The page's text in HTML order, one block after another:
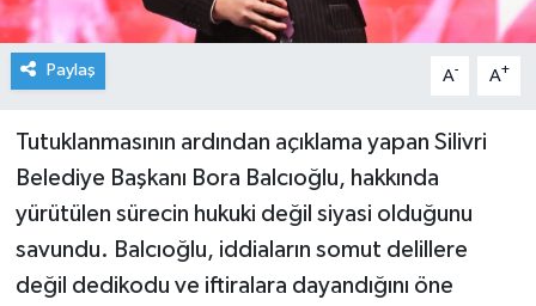
Paylaş A- A+
Tutuklanmasının ardından açıklama yapan Silivri
Belediye Başkanı Bora Balcıoğlu, hakkında
yürütülen sürecin hukuki değil siyasi olduğunu
savundu. Balcıoğlu, iddiaların somut delillere
değil dedikodu ve iftiralara dayandığını öne